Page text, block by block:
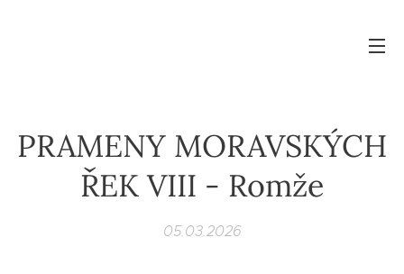
PRAMENY MORAVSKÝCH
ŘEK VIII - Romže
05.03.2026